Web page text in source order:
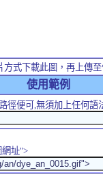
式下載此圖，再上傳
使用範例
徑便可,無須加上任何語
網址">